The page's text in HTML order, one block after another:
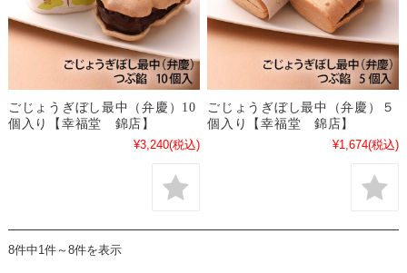
ごじょうぎぼし最中（弁慶）10
個入り【幸福堂 錦店】
¥3,240(税込)
ごじょうぎぼし最中（弁慶）５
個入り【幸福堂 錦店】
¥1,674(税込)
8件中1件～8件を表示